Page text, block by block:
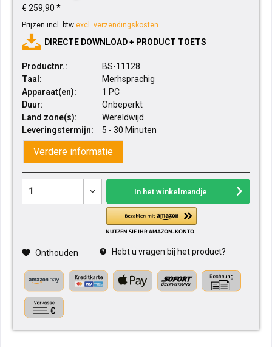
€ 259,90 *
Prijzen incl. btw excl. verzendingskosten
DIRECTE DOWNLOAD + PRODUCT TOETS
Productnr.:
BS-11128
Taal:
Merhsprachig
Apparaat(en):
1 PC
Duur:
Onbeperkt
Land zone(s):
Wereldwijd
Leveringstermijn:
5 - 30 Minuten
Verdere informatie
In het winkelmandje
Onthouden Hebt u vragen bij het product?